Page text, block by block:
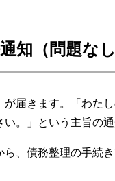
知（問題なし
届きます。「わた
。」という主旨の通
、債務整理の手続